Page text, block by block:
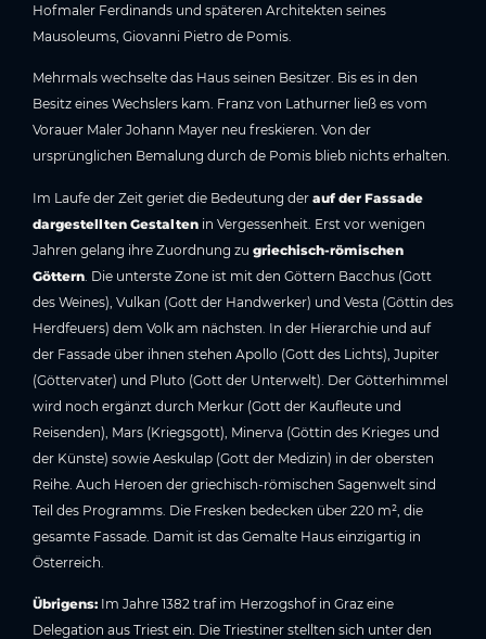
Hofmaler Ferdinands und späteren Architekten seines
Mausoleums, Giovanni Pietro de Pomis.
Mehrmals wechselte das Haus seinen Besitzer. Bis es in den
Besitz eines Wechslers kam. Franz von Lathurner ließ es vom
Vorauer Maler Johann Mayer neu freskieren. Von der
ursprünglichen Bemalung durch de Pomis blieb nichts erhalten.
Im Laufe der Zeit geriet die Bedeutung der auf der Fassade
dargestellten Gestalten in Vergessenheit. Erst vor wenigen
Jahren gelang ihre Zuordnung zu griechisch-römischen
Göttern . Die unterste Zone ist mit den Göttern Bacchus (Gott
des Weines), Vulkan (Gott der Handwerker) und Vesta (Göttin des
Herdfeuers) dem Volk am nächsten. In der Hierarchie und auf
der Fassade über ihnen stehen Apollo (Gott des Lichts), Jupiter
(Göttervater) und Pluto (Gott der Unterwelt). Der Götterhimmel
wird noch ergänzt durch Merkur (Gott der Kaufleute und
Reisenden), Mars (Kriegsgott), Minerva (Göttin des Krieges und
der Künste) sowie Aeskulap (Gott der Medizin) in der obersten
Reihe. Auch Heroen der griechisch-römischen Sagenwelt sind
Teil des Programms. Die Fresken bedecken über 220 m², die
gesamte Fassade. Damit ist das Gemalte Haus einzigartig in
Österreich.
Übrigens: Im Jahre 1382 traf im Herzogshof in Graz eine
Delegation aus Triest ein. Die Triestiner stellten sich unter den